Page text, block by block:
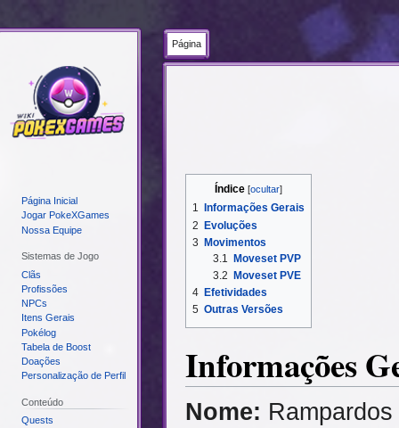
Índice
1
Informações Gerais
2 Evoluções
3 Movimentos
3.1
Moveset PVP
3.2 Moveset PVE
4 Efetividades
5 Outras Versões
Informações
Nome: Rampardos
Página
Página Inicial
Jogar PokeXGames
Nossa Equipe
Sistemas de Jogo
Clãs
Profissões
NPCs
Itens Gerais
Pokélog
Tabela de Boost
Doações
Personalização de Perfil
Conteúdo
Quests